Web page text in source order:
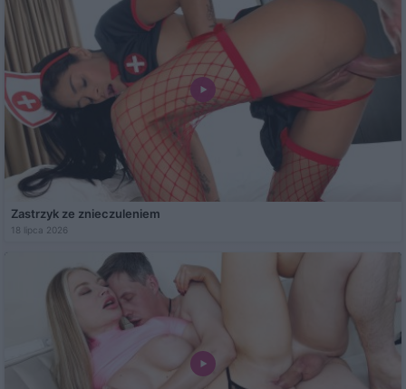
Zastrzyk ze znieczuleniem
18 lipca 2026